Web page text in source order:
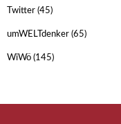
Twitter (45)
umWELTdenker (65)
WiWö (145)